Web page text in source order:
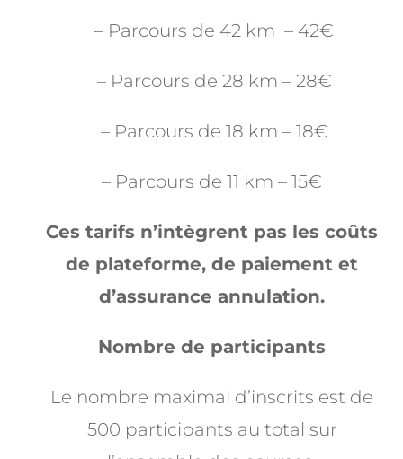
– Parcours de 42 km – 42€
– Parcours de 28 km – 28€
– Parcours de 18 km – 18€
– Parcours de 11 km – 15€
Ces tarifs n’intègrent pas les coûts
de plateforme, de paiement et
d’assurance annulation.
Nombre de participants
Le nombre maximal d’inscrits est de
500 participants au total sur